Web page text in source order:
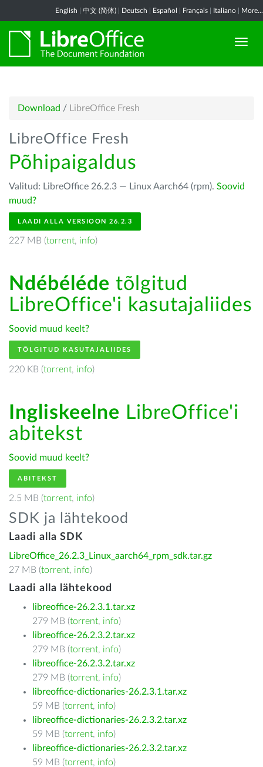
English 中文 (简体) Deutsch Español Français Italiano More...
Download / LibreOffice Fresh
LibreOffice Fresh
Põhipaigaldus
Valitud: LibreOffice 26.2.3 — Linux Aarch64 (rpm). Soovid
muud?
LAADI ALLA VERSIOON 26.2.3
227 MB (torrent, info)
Ndébéléde tõlgitud
LibreOffice'i kasutajaliides
Soovid muud keelt?
TÕLGITUD KASUTAJALIIDES
220 KB (torrent, info)
Ingliskeelne LibreOffice'i
abitekst
Soovid muud keelt?
ABITEKST
2.5 MB (torrent, info)
SDK ja lähtekood
Laadi alla SDK
LibreOffice_26.2.3_Linux_aarch64_rpm_sdk.tar.gz
27 MB (torrent, info)
Laadi alla lähtekood
libreoffice-26.2.3.1.tar.xz
279 MB (torrent, info)
libreoffice-26.2.3.2.tar.xz
279 MB (torrent, info)
libreoffice-26.2.3.2.tar.xz
279 MB (torrent, info)
libreoffice-dictionaries-26.2.3.1.tar.xz
59 MB (torrent, info)
libreoffice-dictionaries-26.2.3.2.tar.xz
59 MB (torrent, info)
libreoffice-dictionaries-26.2.3.2.tar.xz
59 MB (torrent, info)